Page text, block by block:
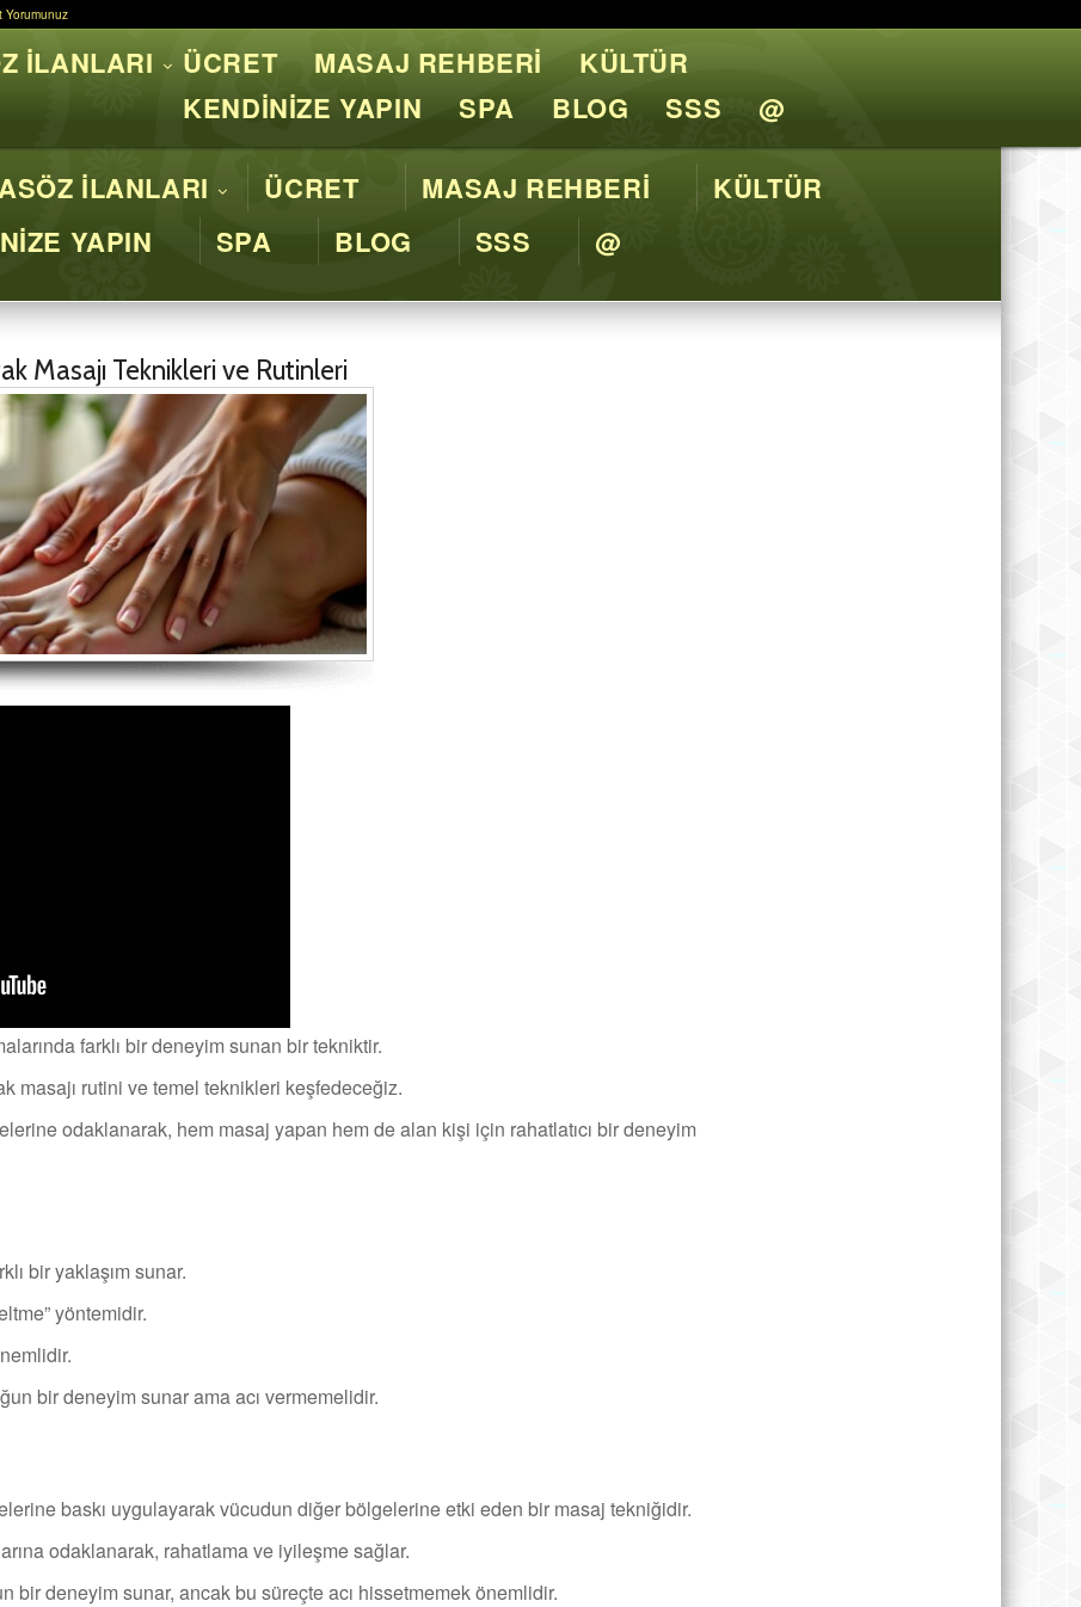
Yorumunuz
İstanbul - Profesyonel Tavsiyeler
İLANLARI ÜCRET MASAJ REHBERİ
KÜLTÜR
YAPIN
SPA BLOG SSS @
Masajı Teknikleri ve Rutinleri
farklı bir deneyim sunan bir tekniktir.
masajı rutini ve temel teknikleri keşfedeceğiz.
odaklanarak, hem masaj yapan hem de alan kişi için rahatlatıcı bir deneyim
bir yaklaşım sunar.
yöntemidir.
bir deneyim sunar ama acı vermemelidir.
baskı uygulayarak vücudun diğer bölgelerine etki eden bir masaj tekniğidir.
odaklanarak, rahatlama ve iyileşme sağlar.
bir deneyim sunar, ancak bu süreçte acı hissetmemek önemlidir.
Yorumunuz
İLANLARI ÜCRET MASAJ REHBERİ
KÜLTÜR
KENDİNİZE YAPIN
SPA BLOG SSS @